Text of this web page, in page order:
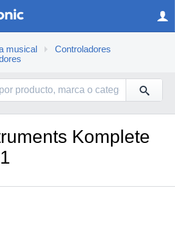
musical
Controladores
Komplete